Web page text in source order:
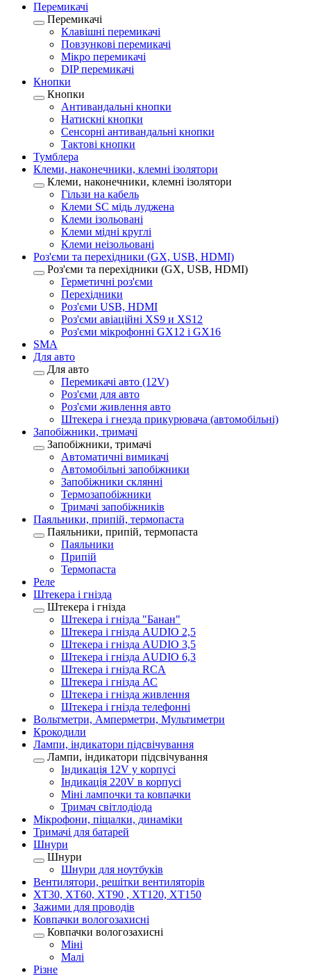
Перемикачі
Перемикачі
Клавішні перемикачі
Повзункові перемикачі
Мікро перемикачі
DIP перемикачі
Кнопки
Кнопки
Антивандальні кнопки
Натискні кнопки
Сенсорні антивандальні кнопки
Тактові кнопки
Тумблера
Клеми, наконечники, клемні ізолятори
Клеми, наконечники, клемні ізолятори
Гільзи на кабель
Клеми SC мідь луджена
Клеми ізольовані
Клеми мідні круглі
Клеми неізольовані
Роз'єми та перехідники (GX, USB, HDMI)
Роз'єми та перехідники (GX, USB, HDMI)
Герметичні роз'єми
Перехідники
Роз'єми USB, HDMI
Роз'єми авіаційні XS9 и XS12
Роз'єми мікрофонні GX12 і GX16
SMA
Для авто
Для авто
Перемикачі авто (12V)
Роз'єми для авто
Роз'єми живлення авто
Штекера і гнезда прикурювача (автомобільні)
Запобіжники, тримачі
Запобіжники, тримачі
Автоматичні вимикачі
Автомобільні запобіжники
Запобіжники склянні
Термозапобіжники
Тримачі запобіжників
Паяльники, припій, термопаста
Паяльники, припій, термопаста
Паяльники
Припій
Термопаста
Реле
Штекера і гнізда
Штекера і гнізда
Штекера і гнізда "Банан"
Штекера і гнізда AUDIO 2,5
Штекера і гнізда AUDIO 3,5
Штекера і гнізда AUDIO 6,3
Штекера і гнізда RCA
Штекера і гнізда АС
Штекера і гнізда живлення
Штекера і гнізда телефонні
Вольтметри, Амперметри, Мультиметри
Крокодили
Лампи, індикатори підсвічування
Лампи, індикатори підсвічування
Індикація 12V у корпусі
Індикація 220V в корпусі
Міні лампочки та ковпачки
Тримач світлодіода
Мікрофони, піщалки, динаміки
Тримачі для батарей
Шнури
Шнури
Шнури для ноутбуків
Вентилятори, решітки вентиляторів
XT30, XT60, XT90 , XT120, XT150
Зажими для проводів
Ковпачки вологозахисні
Ковпачки вологозахисні
Міні
Малі
Різне